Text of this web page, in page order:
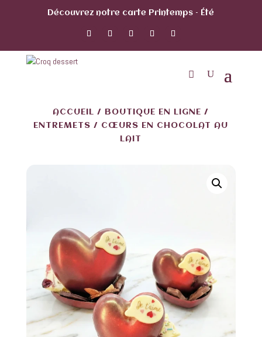
Découvrez notre carte Printemps – Été
ACCUEIL / BOUTIQUE EN LIGNE /
ENTREMETS / CŒURS EN CHOCOLAT AU
LAIT